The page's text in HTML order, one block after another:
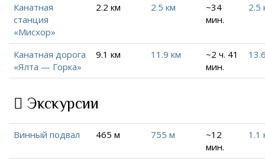
Канатная
станция
«Мисхор»
2.2 км 2.5 км
~34
мин.
2.5
Канатная дорога
«Ялта — Горка»
9.1 км 11.9 км
~2 ч. 41
мин.
Экскурсии
Винный подвал 465 м 755 м
~12
мин.
1.1